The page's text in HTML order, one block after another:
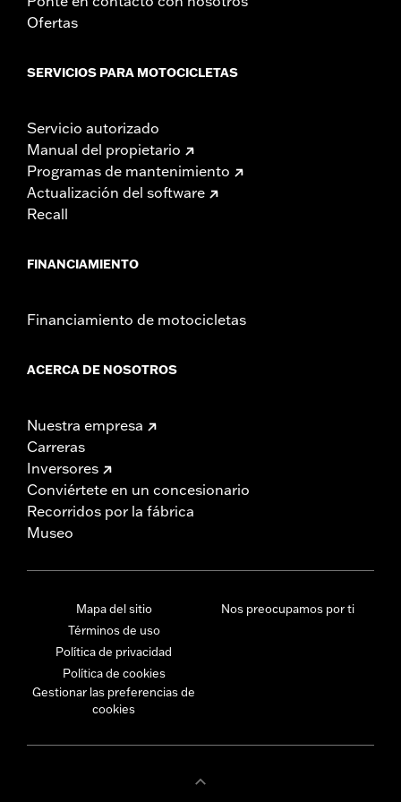
Ofertas
SERVICIOS PARA MOTOCICLETAS
Servicio autorizado
Manual del propietario
Programas de mantenimiento
Actualización del software
Recall
FINANCIAMIENTO
Financiamiento de motocicletas
ACERCA DE NOSOTROS
Nuestra empresa
Carreras
Inversores
Conviértete en un concesionario
Recorridos por la fábrica
Museo
Mapa del sitio
Términos de uso
Política de privacidad
Política de cookies
Gestionar las preferencias de
cookies
Nos preocupamos por ti